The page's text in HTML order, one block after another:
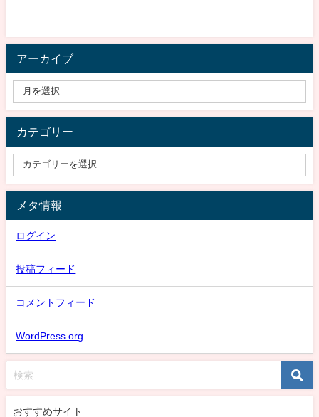
アーカイブ
カテゴリー
メタ情報
ログイン
投稿フィード
コメントフィード
WordPress.org
おすすめサイト